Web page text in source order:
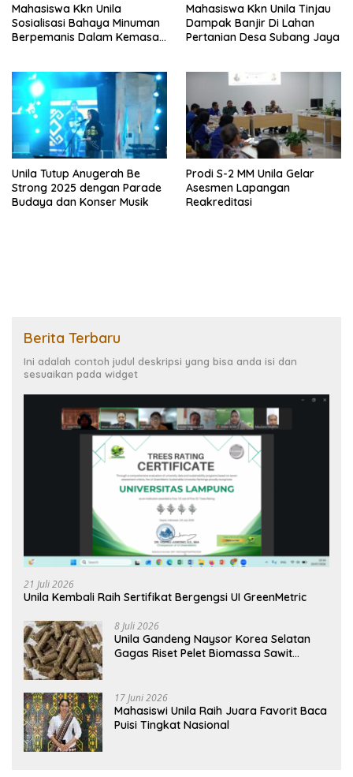
Mahasiswa Kkn Unila
Sosialisasi Bahaya Minuman
Berpemanis Dalam Kemasan
Mahasiswa Kkn Unila Tinjau
Dampak Banjir Di Lahan
Pertanian Desa Subang Jaya
Unila Tutup Anugerah Be
Strong 2025 dengan Parade
Budaya dan Konser Musik
Prodi S-2 MM Unila Gelar
Asesmen Lapangan
Reakreditasi
Berita Terbaru
Ini adalah contoh judul deskripsi yang bisa anda isi dan
sesuaikan pada widget
21 Juli 2026
Unila Kembali Raih Sertifikat Bergengsi UI GreenMetric
8 Juli 2026
Unila Gandeng Naysor Korea Selatan
Gagas Riset Pelet Biomassa Sawit
17 Juni 2026
Mahasiswi Unila Raih Juara Favorit Baca
Puisi Tingkat Nasional